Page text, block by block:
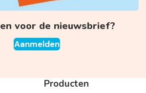
voor de nieuwsbrief?
Aanmelden
Producten